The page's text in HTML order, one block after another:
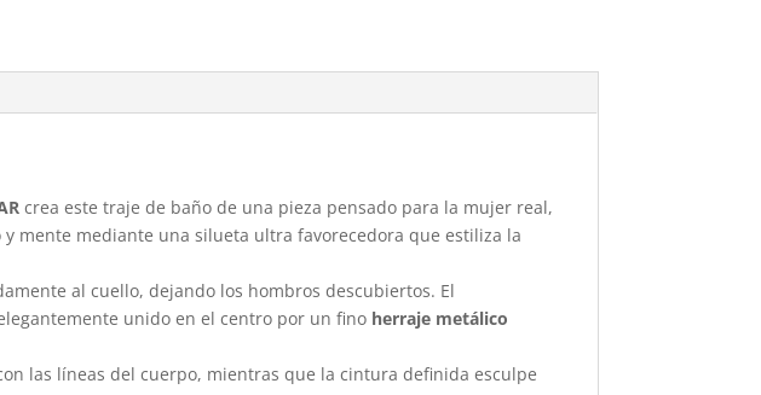
crea este traje de baño de una pieza pensado para la mujer real,
mente mediante una silueta ultra favorecedora que estiliza la
al cuello, dejando los hombros descubiertos. El
unido en el centro por un fino herraje metálico
las líneas del cuerpo, mientras que la cintura definida esculpe